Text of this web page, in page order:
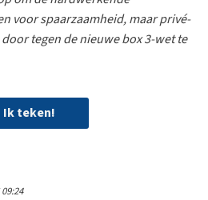
voor spaarzaamheid, maar privé-
tegen de nieuwe box 3-wet te
Ik teken!